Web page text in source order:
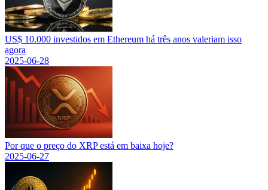
US$ 10.000 investidos em Ethereum há três anos valeriam isso
agora
2025-06-28
Por que o preço do XRP está em baixa hoje?
2025-06-27